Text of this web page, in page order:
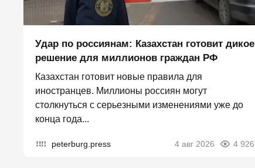
Удар по россиянам: Казахстан готовит дикое
решение для миллионов граждан РФ
Казахстан готовит новые правила для
иностранцев. Миллионы россиян могут
столкнуться с серьезными изменениями уже до
конца года...
peterburg.press 4 авг 2026 4 926